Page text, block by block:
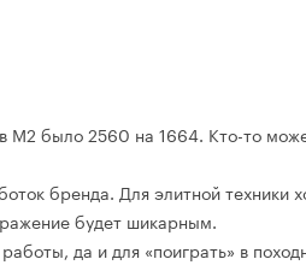
было 2560 на 1664. Кто-то
бренда. Для элитной
будет шикарным.
да и для «поиграть» в